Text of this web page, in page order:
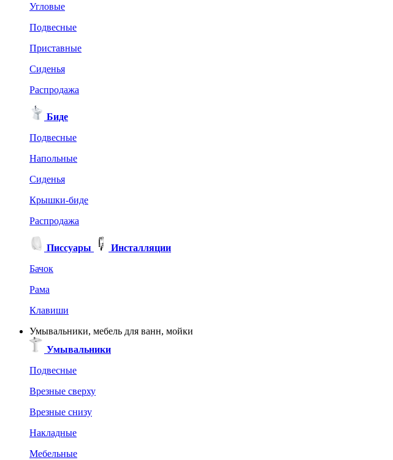
Угловые
Подвесные
Приставные
Сиденья
Распродажа
Биде
Подвесные
Напольные
Сиденья
Крышки-биде
Распродажа
Писсуары
Инсталляции
Бачок
Рама
Клавиши
Умывальники, мебель для ванн, мойки
Умывальники
Подвесные
Врезные сверху
Врезные снизу
Накладные
Мебельные